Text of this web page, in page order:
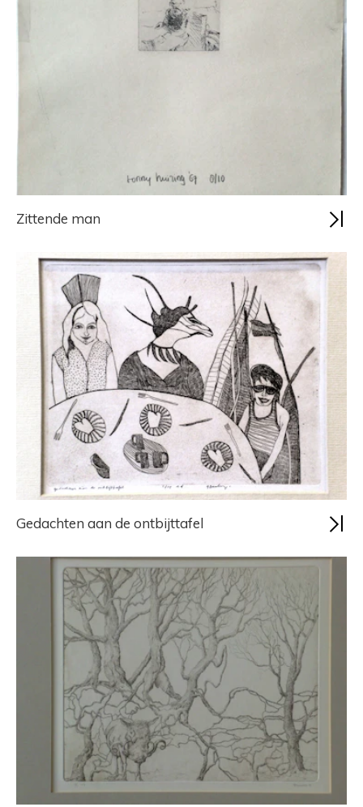
Zittende man
Gedachten aan de ontbijttafel